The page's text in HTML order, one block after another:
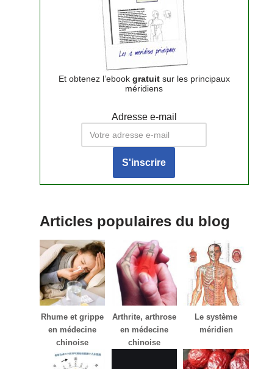
Et obtenez l’ebook gratuitsur les principaux
méridiens
Adresse e-mail
Articles populaires du blog
Rhume et grippe
en médecine
chinoise
Arthrite, arthrose
en médecine
chinoise
Le système
méridien